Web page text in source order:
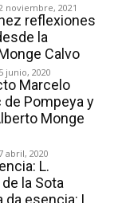
noviembre, 2021
reflexiones
la
Calvo
junio, 2020
Marcelo
de Pompeya y
Monge
abril, 2020
L.
la Sota
esencia: L.